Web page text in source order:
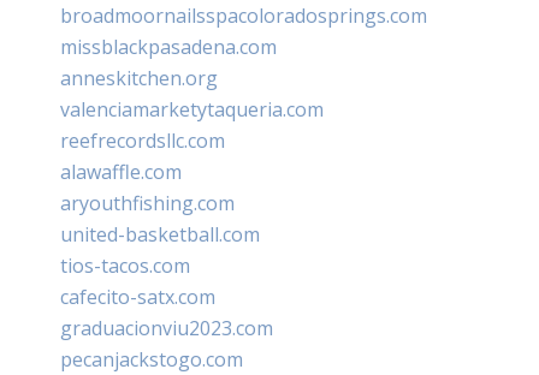
broadmoornailsspacoloradosprings.com
missblackpasadena.com
anneskitchen.org
valenciamarketytaqueria.com
reefrecordsllc.com
alawaffle.com
aryouthfishing.com
united-basketball.com
tios-tacos.com
cafecito-satx.com
graduacionviu2023.com
pecanjackstogo.com